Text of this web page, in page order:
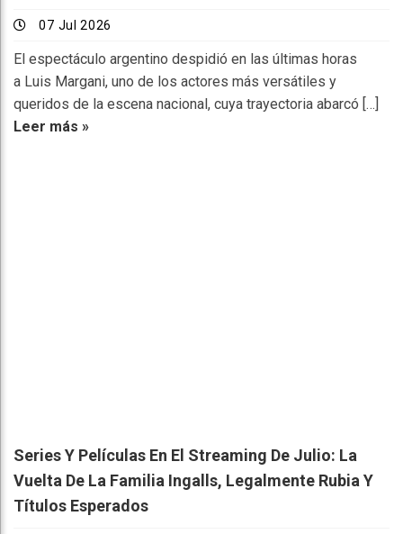
07 Jul 2026
El espectáculo argentino despidió en las últimas horas
a Luis Margani, uno de los actores más versátiles y
queridos de la escena nacional, cuya trayectoria abarcó […]
Leer más »
Series Y Películas En El Streaming De Julio: La
Vuelta De La Familia Ingalls, Legalmente Rubia Y
Títulos Esperados